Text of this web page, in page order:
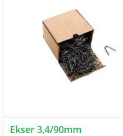
Ekser 3,4/90mm